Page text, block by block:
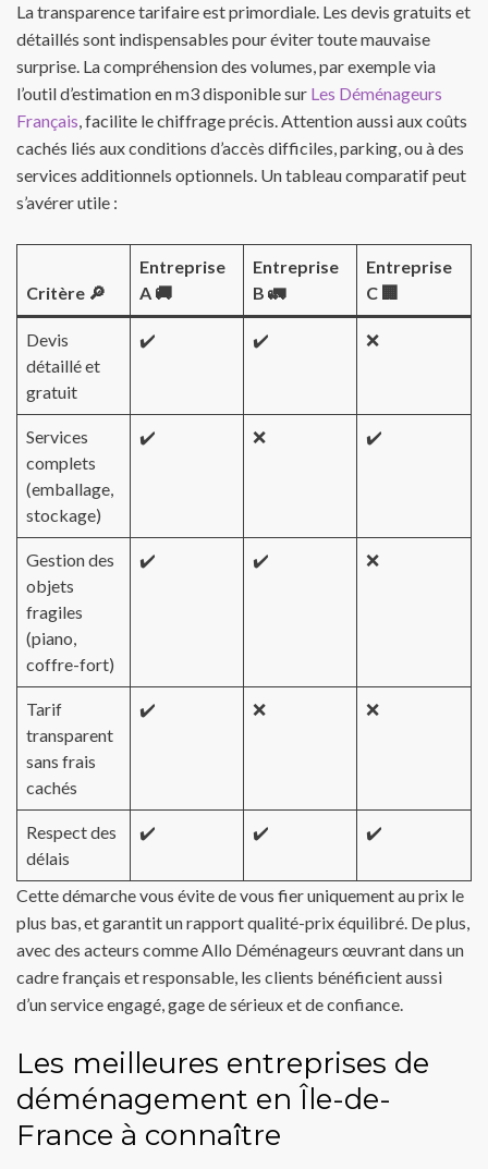
La transparence tarifaire est primordiale. Les devis gratuits et
détaillés sont indispensables pour éviter toute mauvaise
surprise. La compréhension des volumes, par exemple via
l’outil d’estimation en m3 disponible sur Les Déménageurs
Français, facilite le chiffrage précis. Attention aussi aux coûts
cachés liés aux conditions d’accès difficiles, parking, ou à des
services additionnels optionnels. Un tableau comparatif peut
s’avérer utile :
Critère 🔎
Entreprise
A 🚚
Entreprise
B 🚛
Entreprise
C 🏢
Devis
détaillé et
gratuit
✔️ ✔️ ❌
Services
complets
(emballage,
stockage)
✔️ ❌ ✔️
Gestion des
objets
fragiles
(piano,
coffre-fort)
✔️ ✔️ ❌
Tarif
transparent
sans frais
cachés
✔️ ❌ ❌
Respect des
délais
✔️ ✔️ ✔️
Cette démarche vous évite de vous fier uniquement au prix le
plus bas, et garantit un rapport qualité-prix équilibré. De plus,
avec des acteurs comme Allo Déménageurs œuvrant dans un
cadre français et responsable, les clients bénéficient aussi
d’un service engagé, gage de sérieux et de confiance.
Les meilleures entreprises de
déménagement en Île-de-
France à connaître